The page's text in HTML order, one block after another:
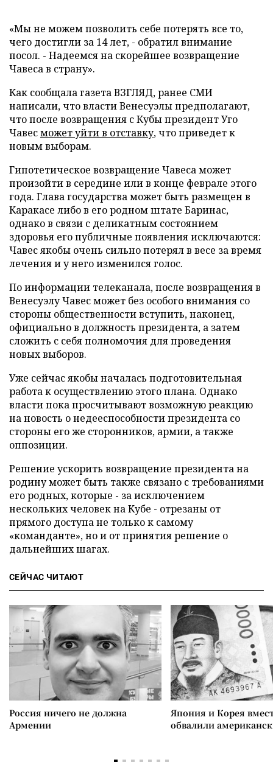
«Мы не можем позволить себе потерять все то,
чего достигли за 14 лет, - обратил внимание
посол. - Надеемся на скорейшее возвращение
Чавеса в страну».
Как сообщала газета ВЗГЛЯД, ранее СМИ
написали, что власти Венесуэлы предполагают,
что после возвращения с Кубы президент Уго
Чавесможет уйти в отставку, что приведет к
новым выборам.
Гипотетическое возвращение Чавеса может
произойти в середине или в конце феврале этого
года. Глава государства может быть размещен в
Каракасе либо в его родном штате Баринас,
однако в связи с деликатным состоянием
здоровья его публичные появления исключаются:
Чавес якобы очень сильно потерял в весе за время
лечения и у него изменился голос.
По информации телеканала, после возвращения в
Венесуэлу Чавес может без особого внимания со
стороны общественности вступить, наконец,
официально в должность президента, а затем
сложить с себя полномочия для проведения
новых выборов.
Уже сейчас якобы началась подготовительная
работа к осуществлению этого плана. Однако
власти пока просчитывают возможную реакцию
на новость о недееспособности президента со
стороны его же сторонников, армии, а также
оппозиции.
Решение ускорить возвращение президента на
родину может быть также связано с требованиями
его родных, которые - за исключением
нескольких человек на Кубе - отрезаны от
прямого доступа не только к самому
«команданте», но и от принятия решение о
дальнейших шагах.
СЕЙЧАС ЧИТАЮТ
Россия ничего не должна
Армении
Япония и Корея
обвалили